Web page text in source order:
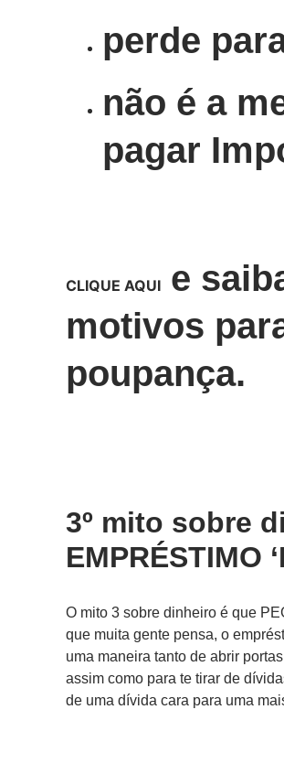
perde
não é a
pagar
CLIQUE AQUI e
motivos
poupança.
3º mito sobre
EMPRÉSTIMO
O mito 3 sobre dinheiro é que
que muita gente pensa, o
uma maneira tanto de abrir
assim como para te tirar de
de uma dívida cara para uma